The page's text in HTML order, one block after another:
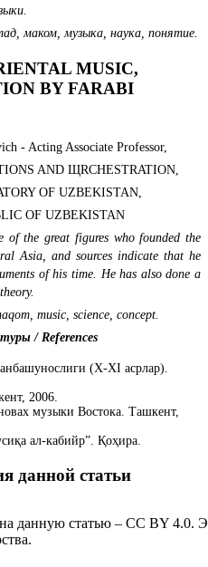
маком, музыка, наука, понятие.
MUSIC,
BY FARABI
- Acting Associate Professor,
AND ЩRCHESTRATION,
OF UZBEKISTAN,
OF UZBEKISTAN
the great figures who founded the
Asia, and sources indicate that he
of his time. He has also done a
music, science, concept.
/ References
(X-XI асрлар).
2006.
музыки Востока. Ташкент,
ал-кабийр”. Қоҳира.
данной статьи
данную статью – CC BY 4.0.